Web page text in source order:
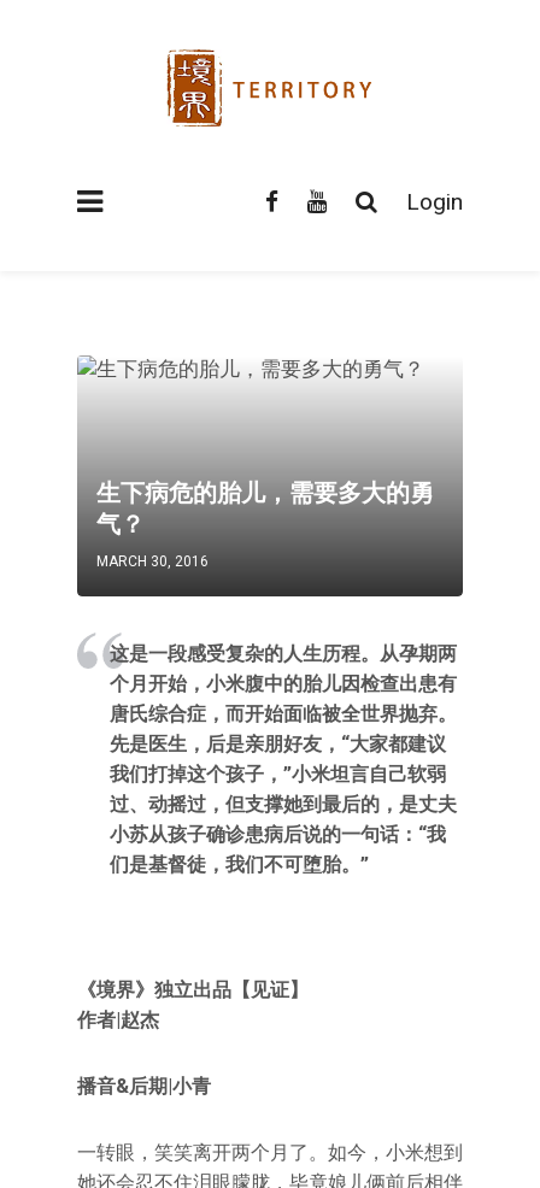
Login
生下病危的胎儿，需要多大的勇
气？
MARCH 30, 2016
这是一段感受复杂的人生历程。从孕期两
个月开始，小米腹中的胎儿因检查出患有
唐氏综合症，而开始面临被全世界抛弃。
先是医生，后是亲朋好友，“大家都建议
我们打掉这个孩子，”小米坦言自己软弱
过、动摇过，但支撑她到最后的，是丈夫
小苏从孩子确诊患病后说的一句话：“我
们是基督徒，我们不可堕胎。”
《境界》独立出品【见证】
作者|赵杰
播音&后期|小青
一转眼，笑笑离开两个月了。如今，小米想到
她还会忍不住泪眼朦胧，毕竟娘儿俩前后相伴